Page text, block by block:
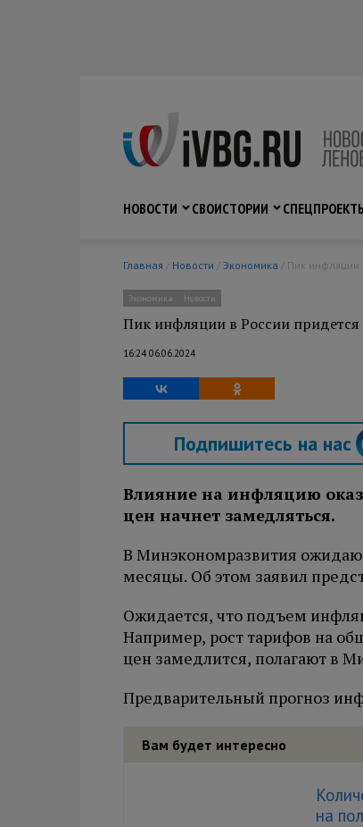
НОВОСТИ
СВОИСТОРИИ
Главная / Новости / Экономика / Пик
Экономика Новости
Пик инфляции в России
16:24 06.06.2024
Подпишитесь на нас
Влияние на инфляцию
цен начнет замедляться.
В Минэкономразвития
месяцы. Об этом заявил
Ожидается, что подъем
Например, рост тарифов на
цен замедлится, полагают в
Предварительный прогноз
Вам будет интересно
на